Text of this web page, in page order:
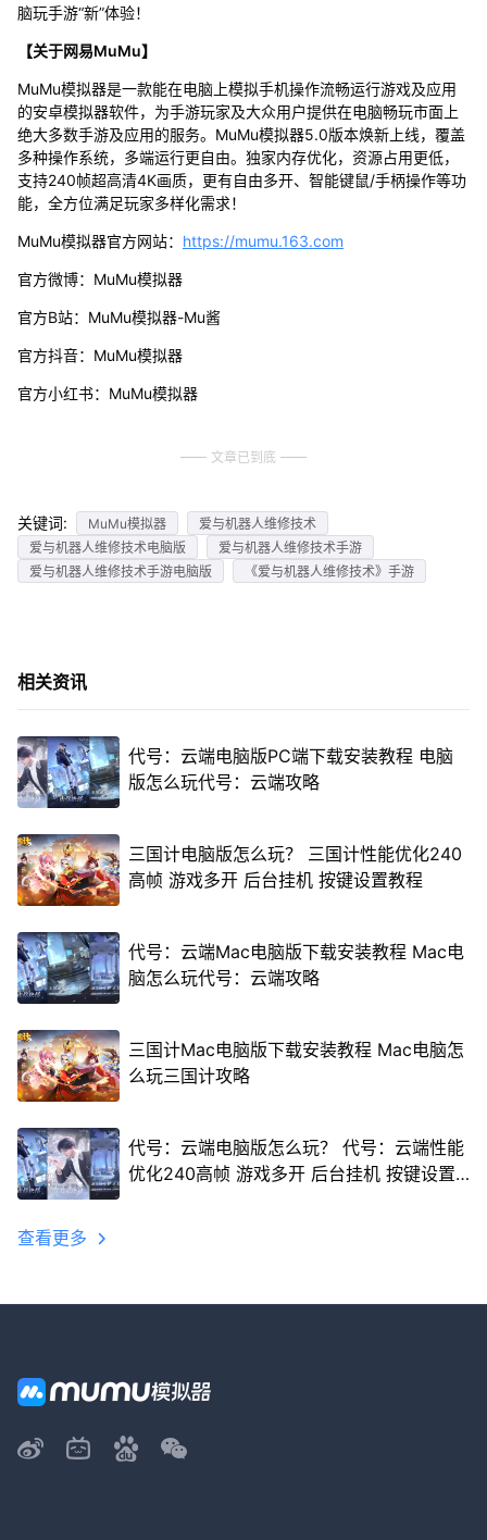
脑玩手游“新”体验！
【关于网易MuMu】
MuMu模拟器是一款能在电脑上模拟手机操作流畅运行游戏及应用
的安卓模拟器软件，为手游玩家及大众用户提供在电脑畅玩市面上
绝大多数手游及应用的服务。MuMu模拟器5.0版本焕新上线，覆盖
多种操作系统，多端运行更自由。独家内存优化，资源占用更低，
支持240帧超高清4K画质，更有自由多开、智能键鼠/手柄操作等功
能，全方位满足玩家多样化需求！
MuMu模拟器官方网站： https://mumu.163.com
官方微博：MuMu模拟器
官方B站：MuMu模拟器-Mu酱
官方抖音：MuMu模拟器
官方小红书：MuMu模拟器
文章已到底
关键词: MuMu模拟器
爱与机器人维修技术
爱与机器人维修技术电脑版
爱与机器人维修技术手游
爱与机器人维修技术手游电脑版
《爱与机器人维修技术》手游
相关资讯
代号：云端电脑版PC端下载安装教程 电脑
版怎么玩代号：云端攻略
三国计电脑版怎么玩？ 三国计性能优化240
高帧 游戏多开 后台挂机 按键设置教程
代号：云端Mac电脑版下载安装教程 Mac电
脑怎么玩代号：云端攻略
三国计Mac电脑版下载安装教程 Mac电脑怎
么玩三国计攻略
代号：云端电脑版怎么玩？ 代号：云端性能
优化240高帧 游戏多开 后台挂机 按键设置
查看更多